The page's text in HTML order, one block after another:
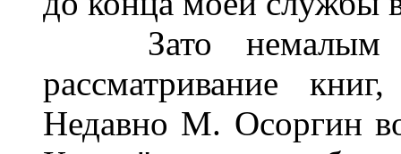
Зато немалым
рассматривание
Недавно М. Осоргин